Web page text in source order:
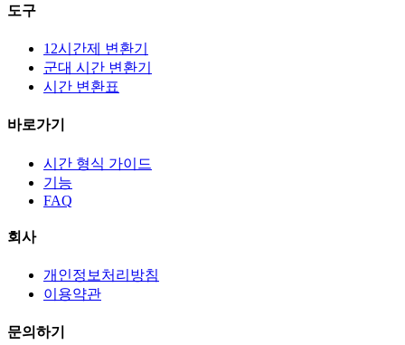
도구
12시간제 변환기
군대 시간 변환기
시간 변환표
바로가기
시간 형식 가이드
기능
FAQ
회사
개인정보처리방침
이용약관
문의하기